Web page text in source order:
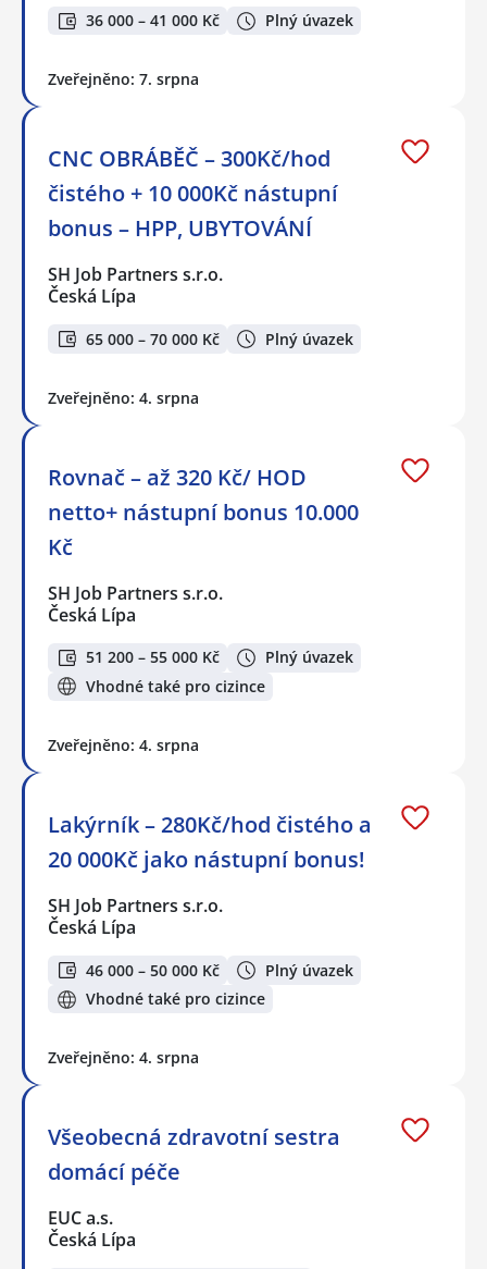
36 000 – 41 000 Kč Plný úvazek
Zveřejněno: 7. srpna
CNC OBRÁBĚČ – 300Kč/hod
čistého + 10 000Kč nástupní
bonus – HPP, UBYTOVÁNÍ
SH Job Partners s.r.o.
Česká Lípa
65 000 – 70 000 Kč Plný úvazek
Zveřejněno: 4. srpna
Rovnač – až 320 Kč/ HOD
netto+ nástupní bonus 10.000
Kč
SH Job Partners s.r.o.
Česká Lípa
51 200 – 55 000 Kč
Plný úvazek
Vhodné také pro cizince
Zveřejněno: 4. srpna
Lakýrník – 280Kč/hod čistého a
20 000Kč jako nástupní bonus!
SH Job Partners s.r.o.
Česká Lípa
46 000 – 50 000 Kč
Plný úvazek
Vhodné také pro cizince
Zveřejněno: 4. srpna
Všeobecná zdravotní sestra
domácí péče
EUC a.s.
Česká Lípa